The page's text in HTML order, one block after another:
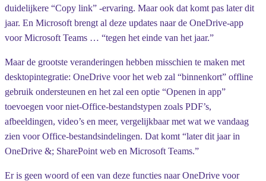
duidelijkere “Copy link” -ervaring. Maar ook dat komt pas later dit
jaar. En Microsoft brengt al deze updates naar de OneDrive-app
voor Microsoft Teams … “tegen het einde van het jaar.”
Maar de grootste veranderingen hebben misschien te maken met
desktopintegratie: OneDrive voor het web zal “binnenkort” offline
gebruik ondersteunen en het zal een optie “Openen in app”
toevoegen voor niet-Office-bestandstypen zoals PDF’s,
afbeeldingen, video’s en meer, vergelijkbaar met wat we vandaag
zien voor Office-bestandsindelingen. Dat komt “later dit jaar in
OneDrive &; SharePoint web en Microsoft Teams.”
Er is geen woord of een van deze functies naar OneDrive voor